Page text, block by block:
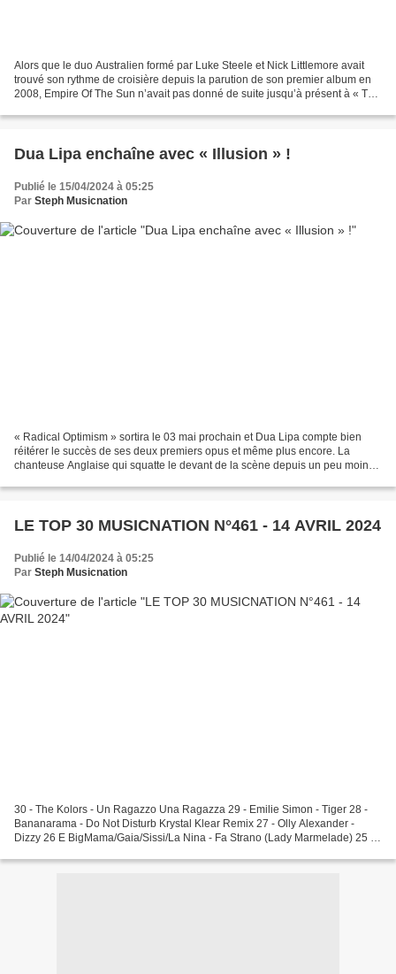
Alors que le duo Australien formé par Luke Steele et Nick Littlemore avait
trouvé son rythme de croisière depuis la parution de son premier album en
2008, Empire Of The Sun n’avait pas donné de suite jusqu’à présent à « Two
Dua Lipa enchaîne avec « Illusion » !
Publié le 15/04/2024 à 05:25
Par Steph Musicnation
« Radical Optimism » sortira le 03 mai prochain et Dua Lipa compte bien
réitérer le succès de ses deux premiers opus et même plus encore. La
chanteuse Anglaise qui squatte le devant de la scène depuis un peu moins
LE TOP 30 MUSICNATION N°461 - 14 AVRIL 2024
Publié le 14/04/2024 à 05:25
Par Steph Musicnation
30 - The Kolors - Un Ragazzo Una Ragazza 29 - Emilie Simon - Tiger 28 -
Bananarama - Do Not Disturb Krystal Klear Remix 27 - Olly Alexander -
Dizzy 26 E BigMama/Gaia/Sissi/La Nina - Fa Strano (Lady Marmelade) 25 -